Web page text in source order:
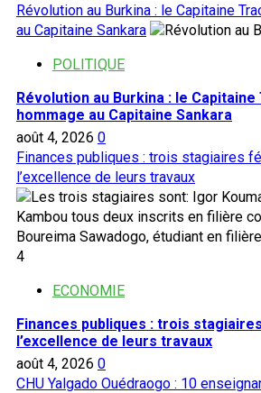
Révolution au Burkina : le Capitaine
au Capitaine Sankara
POLITIQUE
Révolution au Burkina : le
hommage au Capitaine Sankara
août 4, 2026 0
Finances publiques : trois stagiaires
l’excellence de leurs travaux
4
ECONOMIE
Finances publiques : trois
l’excellence de leurs travaux
août 4, 2026 0
CHU Yalgado Ouédraogo : 10